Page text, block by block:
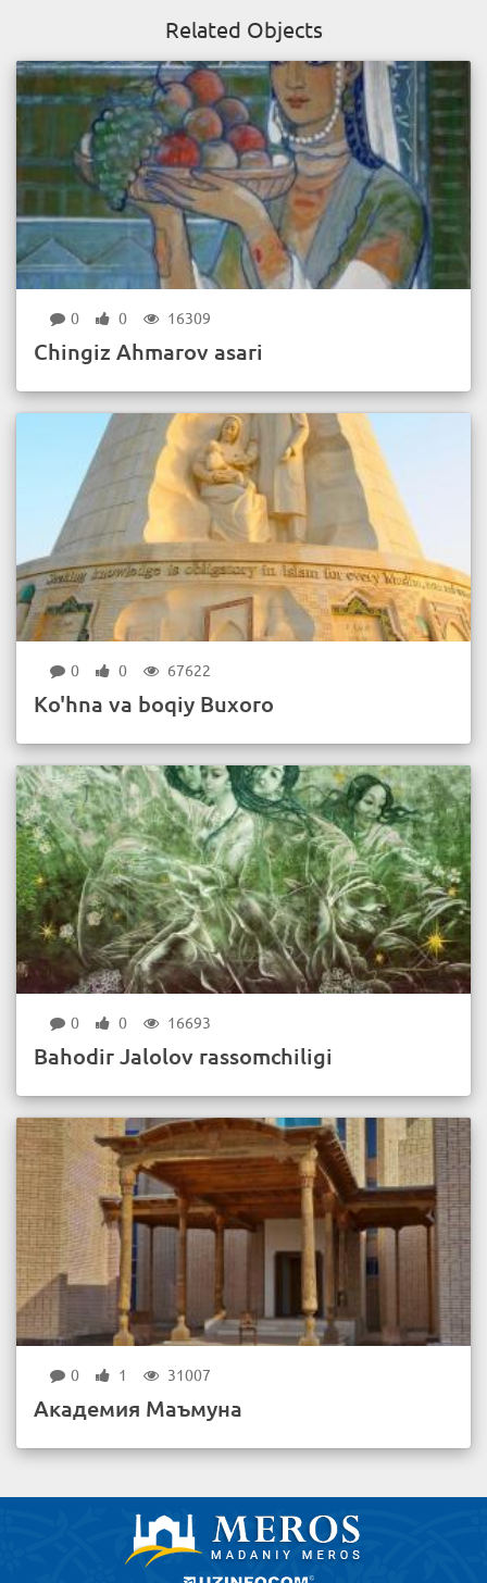
Related Objects
0 0 16309
Chingiz Ahmarov asari
0 0 67622
Ko'hna va boqiy Buxoro
0 0 16693
Bahodir Jalolov rassomchiligi
0 1 31007
Академия Маъмуна